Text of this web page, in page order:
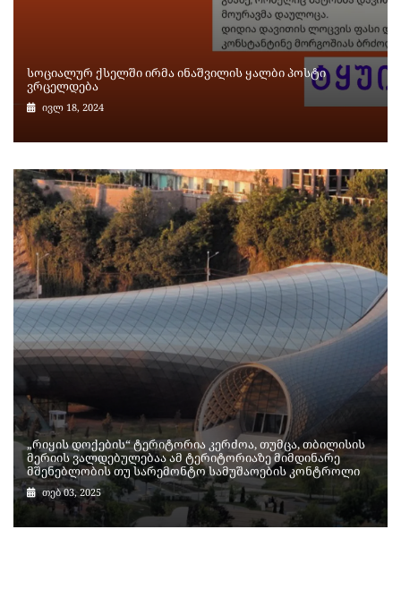
სოციალურ ქსელში ირმა ინაშვილის ყალბი პოსტი
ვრცელდება
ივლ 18, 2024
„რიყის დოქების“ ტერიტორია კერძოა, თუმცა, თბილისის
მერიის ვალდებულებაა ამ ტერიტორიაზე მიმდინარე
მშენებლობის თუ სარემონტო სამუშაოების კონტროლი
თებ 03, 2025